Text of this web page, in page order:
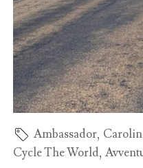
Ambassador,
Cycle The World,